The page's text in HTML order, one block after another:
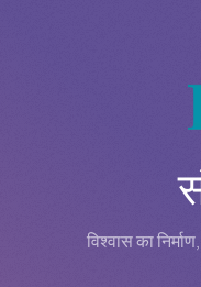
विश्वास का